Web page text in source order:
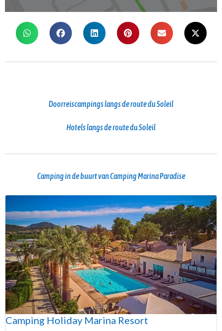
Doorreiscampings langs de route du Soleil
Hotels langs de route du Soleil
Camping in de buurt van Camping Marina Paradise
Camping Holiday Marina Resort